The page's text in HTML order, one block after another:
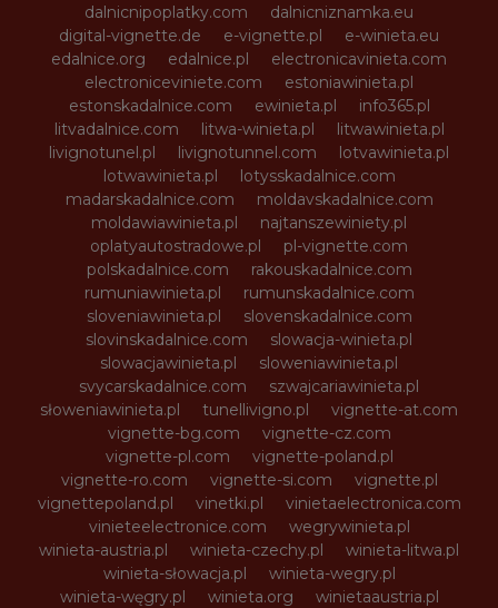
dalnicnipoplatky.com
dalnicniznamka.eu
digital-vignette.de
e-vignette.pl
e-winieta.eu
edalnice.org
edalnice.pl
electronicavinieta.com
electroniceviniete.com
estoniawinieta.pl
estonskadalnice.com
ewinieta.pl
info365.pl
litvadalnice.com
litwa-winieta.pl
litwawinieta.pl
livignotunel.pl
livignotunnel.com
lotvawinieta.pl
lotwawinieta.pl
lotysskadalnice.com
madarskadalnice.com
moldavskadalnice.com
moldawiawinieta.pl
najtanszewiniety.pl
oplatyautostradowe.pl
pl-vignette.com
polskadalnice.com
rakouskadalnice.com
rumuniawinieta.pl
rumunskadalnice.com
sloveniawinieta.pl
slovenskadalnice.com
slovinskadalnice.com
slowacja-winieta.pl
slowacjawinieta.pl
sloweniawinieta.pl
svycarskadalnice.com
szwajcariawinieta.pl
słoweniawinieta.pl
tunellivigno.pl
vignette-at.com
vignette-bg.com
vignette-cz.com
vignette-pl.com
vignette-poland.pl
vignette-ro.com
vignette-si.com
vignette.pl
vignettepoland.pl
vinetki.pl
vinietaelectronica.com
vinieteelectronice.com
wegrywinieta.pl
winieta-austria.pl
winieta-czechy.pl
winieta-litwa.pl
winieta-słowacja.pl
winieta-wegry.pl
winieta-węgry.pl
winieta.org
winietaaustria.pl